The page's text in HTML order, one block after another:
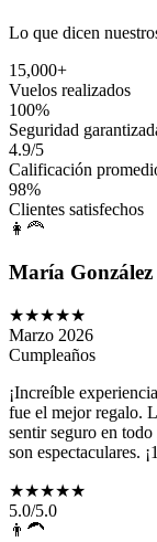
Lo que dicen
15,000+
Vuelos realizados
100%
Seguridad
4.9/5
Calificación
98%
Clientes satisfechos
👩‍🦰
María González
★★★★★
Marzo 2026
Cumpleaños
¡Increíble
fue el mejor regalo.
sentir seguro en
son espectaculares.
★★★★★
5.0/5.0
👨‍🦱